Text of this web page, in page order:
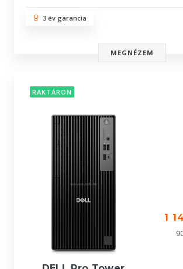
3 év garancia
MEGNÉZEM
RAKTÁRON
1